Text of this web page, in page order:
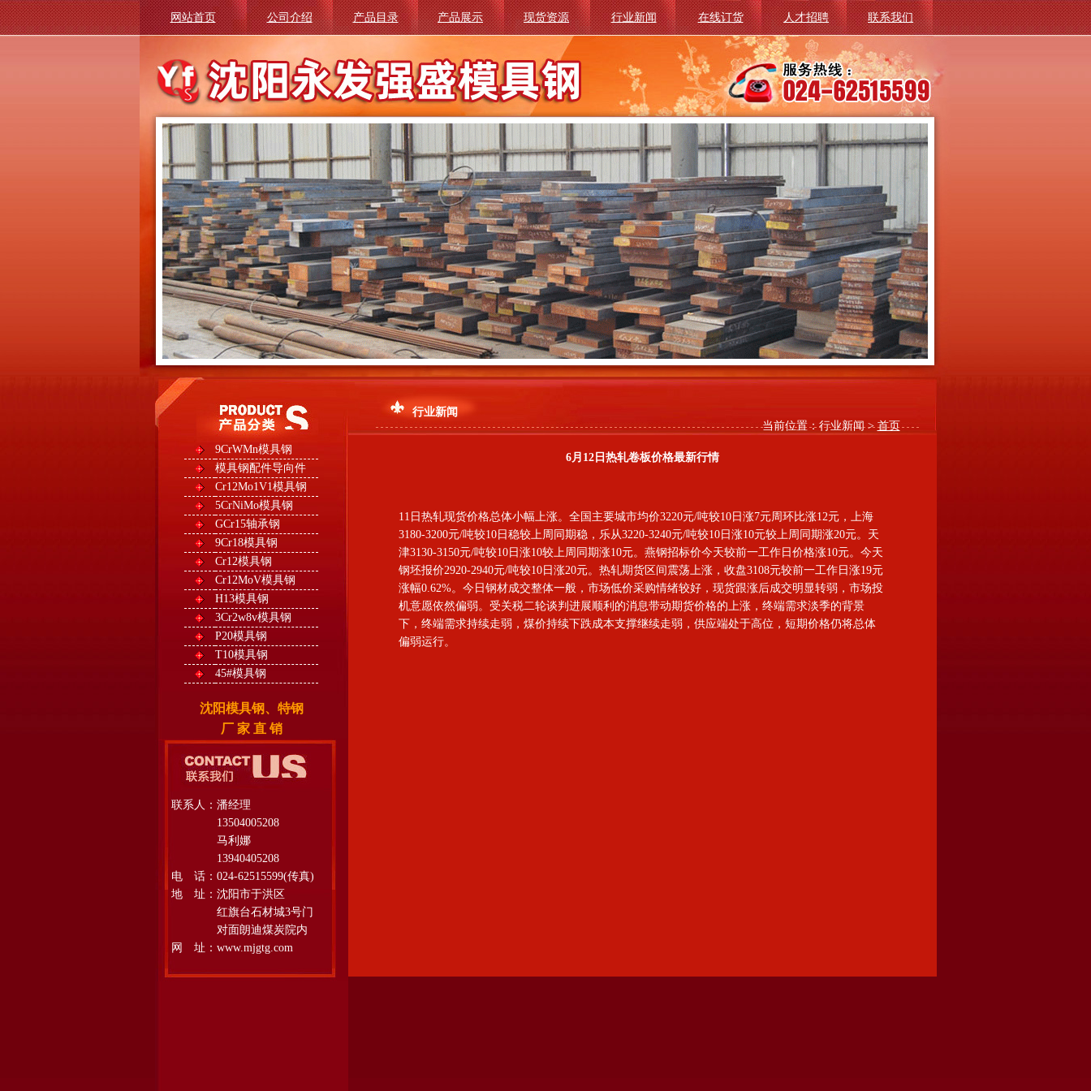
网站首页 公司介绍 产品目录 产品展示 现货资源 行业新闻 在线订货 人才招聘 联系我们
9CrWMn模具钢
模具钢配件导向件
Cr12Mo1V1模具钢
5CrNiMo模具钢
GCr15轴承钢
9Cr18模具钢
Cr12模具钢
Cr12MoV模具钢
H13模具钢
3Cr2w8v模具钢
P20模具钢
T10模具钢
45#模具钢
沈阳模具钢、特钢
厂 家 直 销
联系人：潘经理
13504005208
马利娜
13940405208
电 话：024-62515599(传真)
地 址：沈阳市于洪区
红旗台石材城3号门
对面朗迪煤炭院内
网 址：www.mjgtg.com
行业新闻
当前位置：行业新闻 > 首页
6月12日热轧卷板价格最新行情
11日热轧现货价格总体小幅上涨。全国主要城市均价3220元/吨较10日涨7元周环比涨12元，上海
3180-3200元/吨较10日稳较上周同期稳，乐从3220-3240元/吨较10日涨10元较上周同期涨20元。天
津3130-3150元/吨较10日涨10较上周同期涨10元。燕钢招标价今天较前一工作日价格涨10元。今天
钢坯报价2920-2940元/吨较10日涨20元。热轧期货区间震荡上涨，收盘3108元较前一工作日涨19元
涨幅0.62%。今日钢材成交整体一般，市场低价采购情绪较好，现货跟涨后成交明显转弱，市场投
机意愿依然偏弱。受关税二轮谈判进展顺利的消息带动期货价格的上涨，终端需求淡季的背景
下，终端需求持续走弱，煤价持续下跌成本支撑继续走弱，供应端处于高位，短期价格仍将总体
偏弱运行。